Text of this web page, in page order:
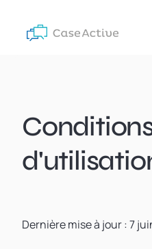
Dernière mise à jour : 7